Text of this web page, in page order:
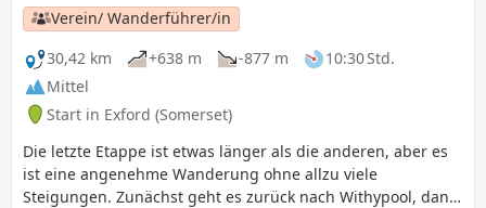
Verein/ Wanderführer/in
30,42 km
+638 m -877 m
10:30 Std.
Mittel
Start in Exford (Somerset)
Die letzte Etappe ist etwas länger als die anderen, aber es
ist eine angenehme Wanderung ohne allzu viele
Steigungen. Zunächst geht es zurück nach Withypool, dann